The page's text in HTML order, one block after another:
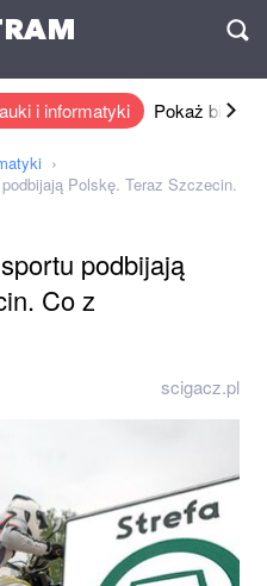
i informatyki Pokaż biznes
Polskę. Teraz Szczecin.
podbijają
Co z
scigacz.pl